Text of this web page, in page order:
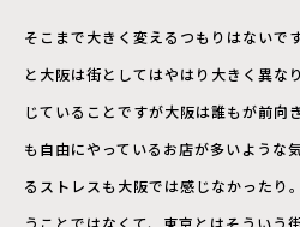
そこまで大きく変えるつもりはないで
と大阪は街としてはやはり大きく異な
じていることですが大阪は誰もが前向
も自由にやっているお店が多いような
るストレスも大阪では感じなかったり
うことではなくて、東京とはそういう